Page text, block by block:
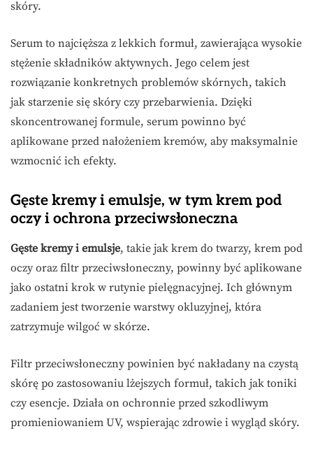
skóry.
Serum to najcięższa z lekkich formuł, zawierająca wysokie
stężenie składników aktywnych. Jego celem jest
rozwiązanie konkretnych problemów skórnych, takich
jak starzenie się skóry czy przebarwienia. Dzięki
skoncentrowanej formule, serum powinno być
aplikowane przed nałożeniem kremów, aby maksymalnie
wzmocnić ich efekty.
Gęste kremy i emulsje, w tym krem pod
oczy i ochrona przeciwsłoneczna
Gęste kremy i emulsje, takie jak krem do twarzy, krem pod
oczy oraz filtr przeciwsłoneczny, powinny być aplikowane
jako ostatni krok w rutynie pielęgnacyjnej. Ich głównym
zadaniem jest tworzenie warstwy okluzyjnej, która
zatrzymuje wilgoć w skórze.
Filtr przeciwsłoneczny powinien być nakładany na czystą
skórę po zastosowaniu lżejszych formuł, takich jak toniki
czy esencje. Działa on ochronnie przed szkodliwym
promieniowaniem UV, wspierając zdrowie i wygląd skóry.